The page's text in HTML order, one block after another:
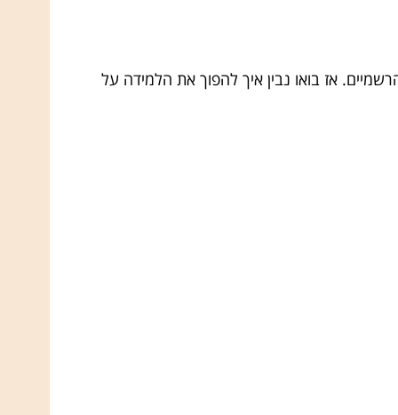
אז בואו נבין איך להפוך את הלמידה על